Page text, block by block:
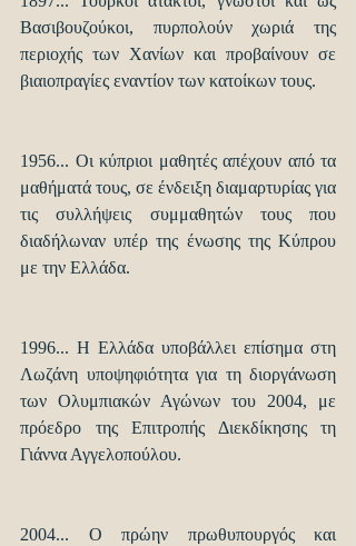
Βασιβουζούκοι, πυρπολούν χωριά της
περιοχής των Χανίων και προβαίνουν σε
βιαιοπραγίες εναντίον των κατοίκων τους.
1956... Οι κύπριοι μαθητές απέχουν από τα
μαθήματά τους, σε ένδειξη διαμαρτυρίας για
τις συλλήψεις συμμαθητών τους που
διαδήλωναν υπέρ της ένωσης της Κύπρου
με την Ελλάδα.
1996... Η Ελλάδα υποβάλλει επίσημα στη
Λωζάνη υποψηφιότητα για τη διοργάνωση
των Ολυμπιακών Αγώνων του 2004, με
πρόεδρο της Επιτροπής Διεκδίκησης τη
Γιάννα Αγγελοπούλου.
2004... Ο πρώην πρωθυπουργός και